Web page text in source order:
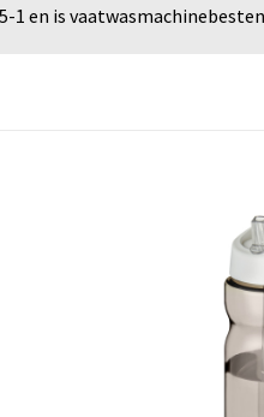
1 en is